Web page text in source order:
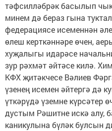
тәфсилләбрәк басылып
минем дә бераз гына
федерациясе исеменнән
өлеш керткәннәре өчен,
хуҗалыгы идарәсе
зур рәхмәт әйтәсе килә.
КФХ җитәкчесе Вәлиев
үзенең исемен әйтергә дә
үткәрүдә үземне күрсәтер
дустым Рәшитне искә алу,
каникулына бүләк булсын